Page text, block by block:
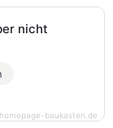
nicht
baukasten.de